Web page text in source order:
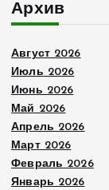
Архив
Август 2026
Июль 2026
Июнь 2026
Май 2026
Апрель 2026
Март 2026
Февраль 2026
Январь 2026